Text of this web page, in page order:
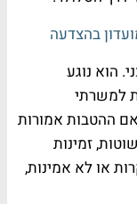
בהצדעה
הוא נוגע
למשרתי
ההטבות אמורות
זמינות
או לא אמינות,